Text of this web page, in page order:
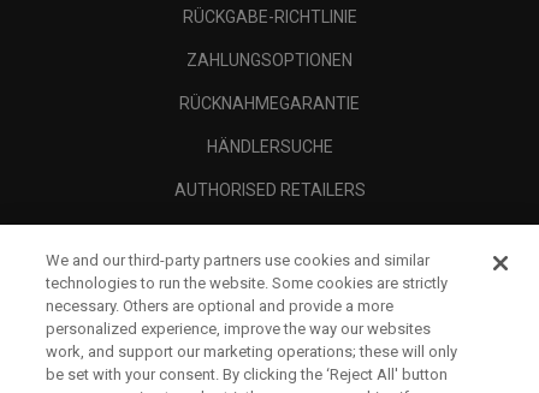
RÜCKGABE-RICHTLINIE
ZAHLUNGSOPTIONEN
RÜCKNAHMEGARANTIE
HÄNDLERSUCHE
AUTHORISED RETAILERS
UNTERNEHMENSPROFIL
RECHTLICHES-
We and our third-party partners use cookies and similar
technologies to run the website. Some cookies are strictly
necessary. Others are optional and provide a more
personalized experience, improve the way our websites
work, and support our marketing operations; these will only
be set with your consent. By clicking the ‘Reject All' button